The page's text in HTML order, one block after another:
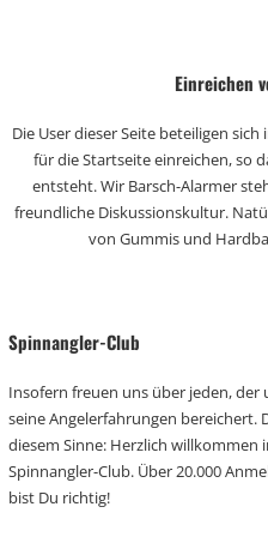
Einreichen
Die User dieser Seite beteiligen
für die Startseite einreichen, so
entsteht. Wir Barsch-Alarmer
freundliche Diskussionskultur.
von Gummis und
Spinnangler-Club
Insofern freuen uns über jeden,
seine Angelerfahrungen bereichert.
diesem Sinne: Herzlich willkommen
Spinnangler-Club. Über 20.000
bist Du richtig!